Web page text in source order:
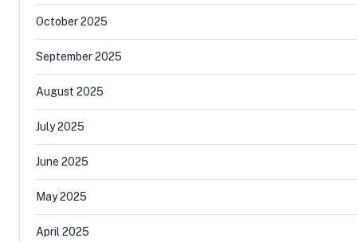
October 2025
September 2025
August 2025
July 2025
June 2025
May 2025
April 2025